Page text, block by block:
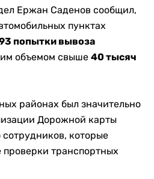
Ержан Саденов сообщил,
пунктах
попытки вывоза
объемом свыше 40 тысяч
районах был значительно
Дорожной карты
которые
проверки транспортных